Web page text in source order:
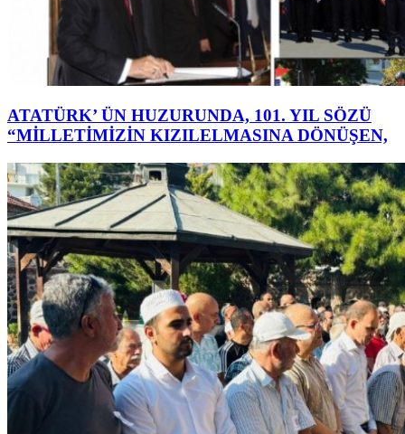
ATATÜRK’ ÜN HUZURUNDA, 101. YIL SÖZÜ
“MİLLETİMİZİN KIZILELMASINA DÖNÜŞEN,